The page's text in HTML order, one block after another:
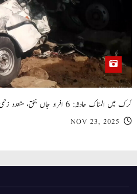
کرک میں المناک حادثہ: 6 افراد جاں بحق، متعدد زخمی
NOV 23, 2025